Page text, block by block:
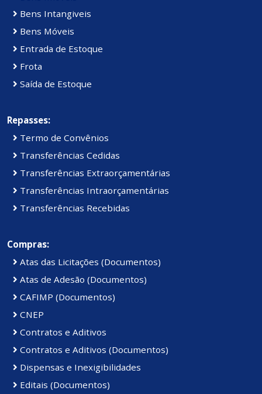
Bens Intangiveis
Bens Móveis
Entrada de Estoque
Frota
Saída de Estoque
Repasses:
Termo de Convênios
Transferências Cedidas
Transferências Extraorçamentárias
Transferências Intraorçamentárias
Transferências Recebidas
Compras:
Atas das Licitações (Documentos)
Atas de Adesão (Documentos)
CAFIMP (Documentos)
CNEP
Contratos e Aditivos
Contratos e Aditivos (Documentos)
Dispensas e Inexigibilidades
Editais (Documentos)